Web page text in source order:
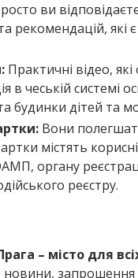
ви
рекомендацій, які
Практичні відео,
в чеській системі
будинки дітей та
Вони
містять
органу
реєстру.
– місто для
запрошення